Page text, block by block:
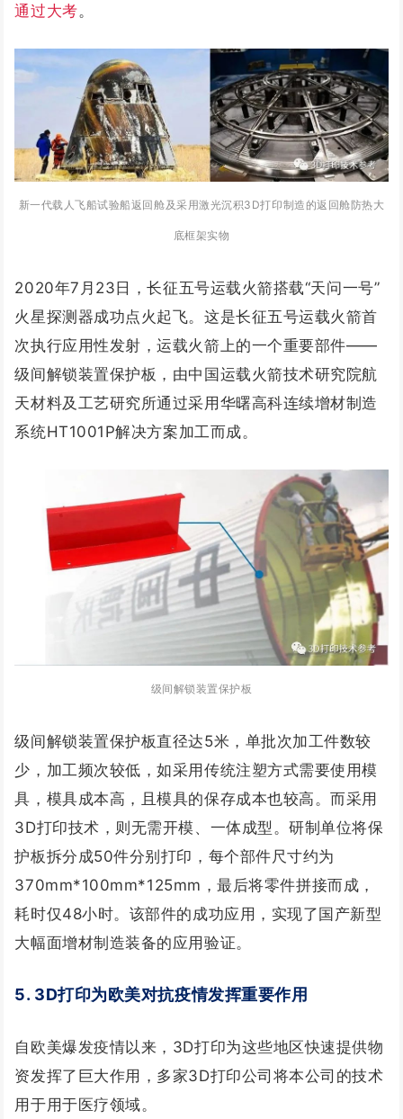
通过大考。
新一代载人飞船试验船返回舱及采用激光沉积3D打印制造的返回舱防热大
底框架实物
2020年7月23日，长征五号运载火箭搭载“天问一号”
火星探测器成功点火起飞。这是长征五号运载火箭首
次执行应用性发射，运载火箭上的一个重要部件——
级间解锁装置保护板，由中国运载火箭技术研究院航
天材料及工艺研究所通过采用华曙高科连续增材制造
系统HT1001P解决方案加工而成。
级间解锁装置保护板
级间解锁装置保护板直径达5米，单批次加工件数较
少，加工频次较低，如采用传统注塑方式需要使用模
具，模具成本高，且模具的保存成本也较高。而采用
3D打印技术，则无需开模、一体成型。研制单位将保
护板拆分成50件分别打印，每个部件尺寸约为
370mm*100mm*125mm，最后将零件拼接而成，
耗时仅48小时。该部件的成功应用，实现了国产新型
大幅面增材制造装备的应用验证。
5. 3D打印为欧美对抗疫情发挥重要作用
自欧美爆发疫情以来，3D打印为这些地区快速提供物
资发挥了巨大作用，多家3D打印公司将本公司的技术
用于用于医疗领域。